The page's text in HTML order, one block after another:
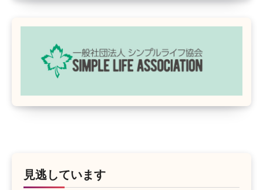
見逃しています